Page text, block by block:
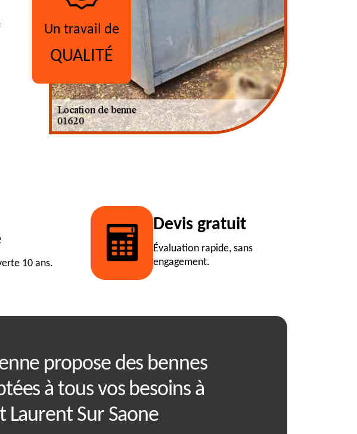
Un travail de
QUALITÉ
10 ans.
Devis gratuit
Évaluation rapide, sans
engagement.
propose des bennes
à tous vos besoins à
Laurent Sur Saone